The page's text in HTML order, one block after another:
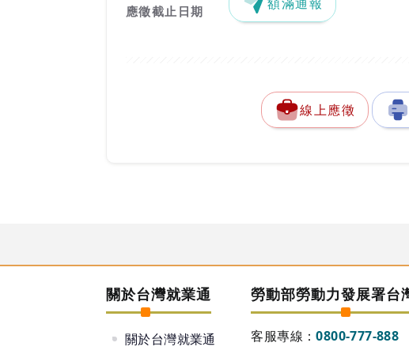
應徵截止日期
線上應徵
關於台灣就業通
關於台灣就業通
勞動部勞動力發展署台
客服專線：0800-777-888